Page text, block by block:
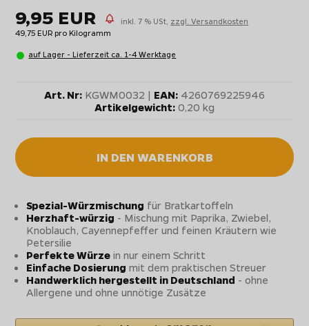
9,95 EUR inkl. 7 % USt, zzgl. Versandkosten
49,75 EUR pro Kilogramm
auf Lager - Lieferzeit ca. 1-4 Werktage
Art. Nr: KGWM0032 | EAN: 4260769225946
Artikelgewicht: 0,20 kg
IN DEN WARENKORB
Spezial-Würzmischung für Bratkartoffeln
Herzhaft-würzig - Mischung mit Paprika, Zwiebel,
Knoblauch, Cayennepfeffer und feinen Kräutern wie
Petersilie
Perfekte Würze in nur einem Schritt
Einfache Dosierung mit dem praktischen Streuer
Handwerklich hergestellt in Deutschland - ohne
Allergene und ohne unnötige Zusätze